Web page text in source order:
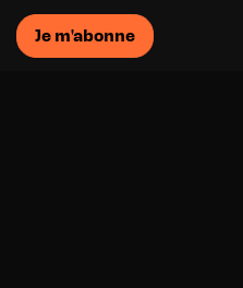
Je m'abonne